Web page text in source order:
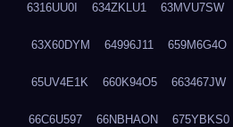
6316UU0I 634ZKLU1 63MVU7SW
63X60DYM 64996J11 659M6G4O
65UV4E1K 660K94O5 663467JW
66C6U597 66NBHAON 675YBKS0